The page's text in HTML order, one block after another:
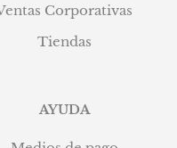
Corporativas
Tiendas
AYUDA